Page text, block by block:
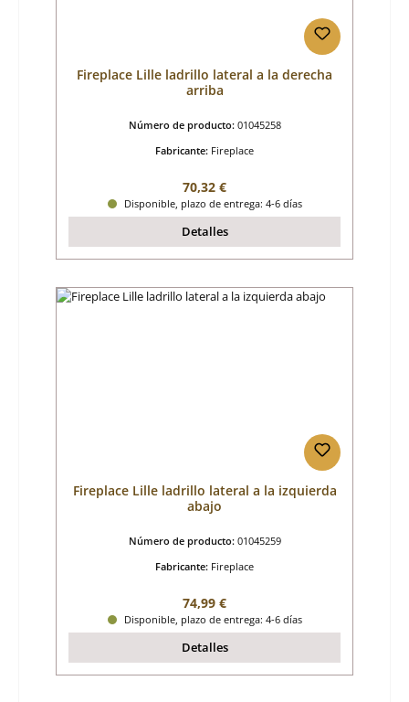
Fireplace Lille ladrillo lateral a la derecha
arriba
Número de producto: 01045258
Fabricante: Fireplace
Precio normal:
70,32 €
Disponible, plazo de entrega: 4-6 días
Detalles
Fireplace Lille ladrillo lateral a la izquierda
abajo
Número de producto: 01045259
Fabricante: Fireplace
Precio normal:
74,99 €
Disponible, plazo de entrega: 4-6 días
Detalles